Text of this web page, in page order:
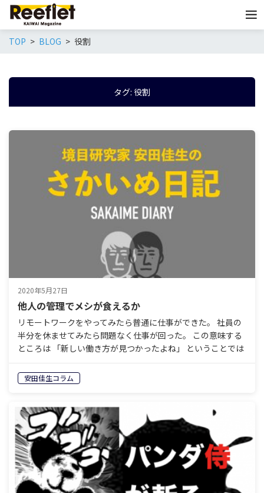
TOP BLOG 役割
タグ: 役割
2020年5月27日
他人の管理でメシが食えるか
リモートワークをやってみたら普通に仕事ができた。 社員の
半分を休ませてみたら問題なく仕事が回った。 この意味する
ところは 「新しい働き方が見つかったよね」 ということでは
安田佳生コラム